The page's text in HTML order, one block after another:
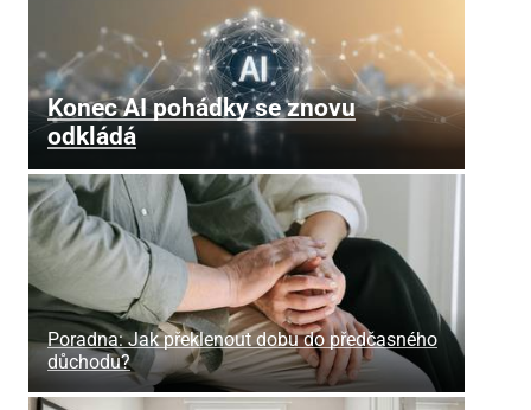
Konec AI pohádky se znovu
odkládá
Poradna: Jak překlenout dobu do předčasného
důchodu?